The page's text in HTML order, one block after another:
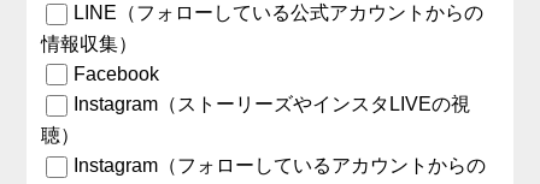
LINE（フォローしている公式アカウントからの
情報収集）
Facebook
Instagram（ストーリーズやインスタLIVEの視
聴）
Instagram（フォローしているアカウントからの